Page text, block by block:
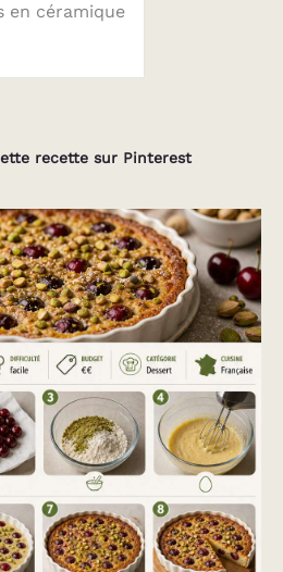
en céramique
recette sur Pinterest